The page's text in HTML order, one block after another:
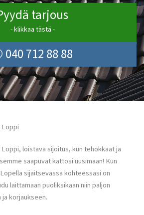
tarjous
- klikkaa tästä -
712 88 88
loistava sijoitus, kun tehokkaat ja
saapuvat kattosi uusimaan! Kun
sijaitsevassa kohteessasi on
laittamaan puoliksikaan niin paljon
korjaukseen.